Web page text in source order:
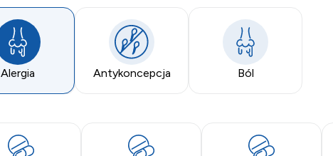
Alergia Antykoncepcja Ból